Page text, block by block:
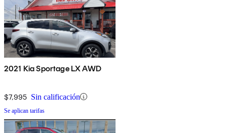
2021 Kia Sportage LX AWD
$7,995 Sin calificación
Se aplican tarifas